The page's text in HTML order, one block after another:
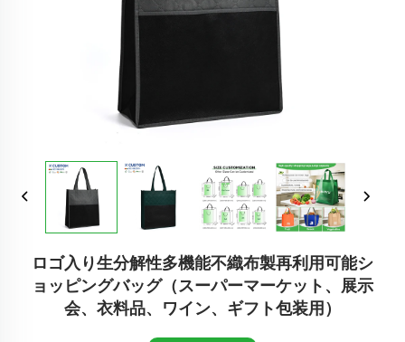
ロゴ入り生分解性多機能不織布製再利用可能シ
ョッピングバッグ（スーパーマーケット、展示
会、衣料品、ワイン、ギフト包装用）